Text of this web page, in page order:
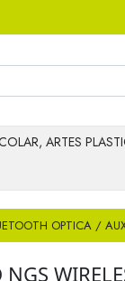
ARTES
OPTICA /